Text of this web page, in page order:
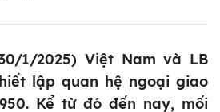
1/2025) Việt Nam và LB
lập quan hệ ngoại giao
Kể từ đó đến nay, mối